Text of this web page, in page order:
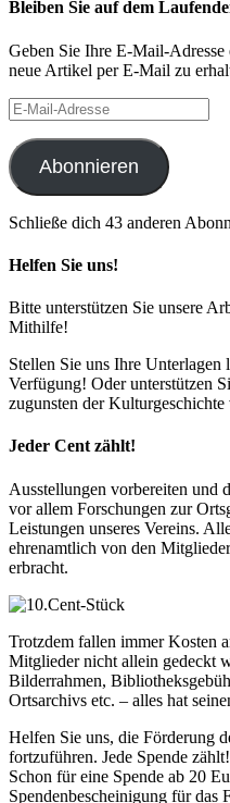
Bleiben Sie auf dem
Geben Sie Ihre E-Mail-
neue Artikel per E-Mail zu
E-
Mail-
Adresse
Abonnieren
Schließe dich 43 anderen
Helfen Sie uns!
Bitte unterstützen Sie unsere
Mithilfe!
Stellen Sie uns Ihre
Verfügung! Oder unterstützen
zugunsten der
Jeder Cent zählt!
Ausstellungen vorbereiten und
vor allem Forschungen zur
Leistungen unseres Vereins.
ehrenamtlich von den
erbracht.
Trotzdem fallen immer Kosten
Mitglieder nicht allein gedeckt
Bilderrahmen,
Ortsarchivs etc. – alles hat
Helfen Sie uns, die Förderung
fortzuführen. Jede Spende zählt!
Schon für eine Spende ab 20
Spendenbescheinigung für das